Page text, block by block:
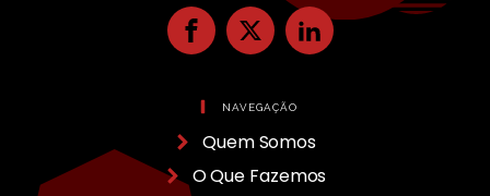
NAVEGAÇÃO
Quem Somos
O Que Fazemos